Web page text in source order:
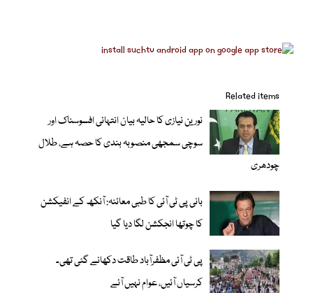
Related items
نورین نیازی کا حالیہ بیان انتہائی افسوسناک اور
سوچی سمجھی منصوبہ بندی کا حصہ ہے، طلال
چودھری
بانی پی ٹی آئی کا طبی معائنہ: آنکھ کے انفیکشن
کا چوتھا انجکشن لگا دیا گیا
پی ٹی آئی مظفرآباد طاقت دکھانے گئی تھی۔
کرسیاں آئیں، عوام نہیں آئے